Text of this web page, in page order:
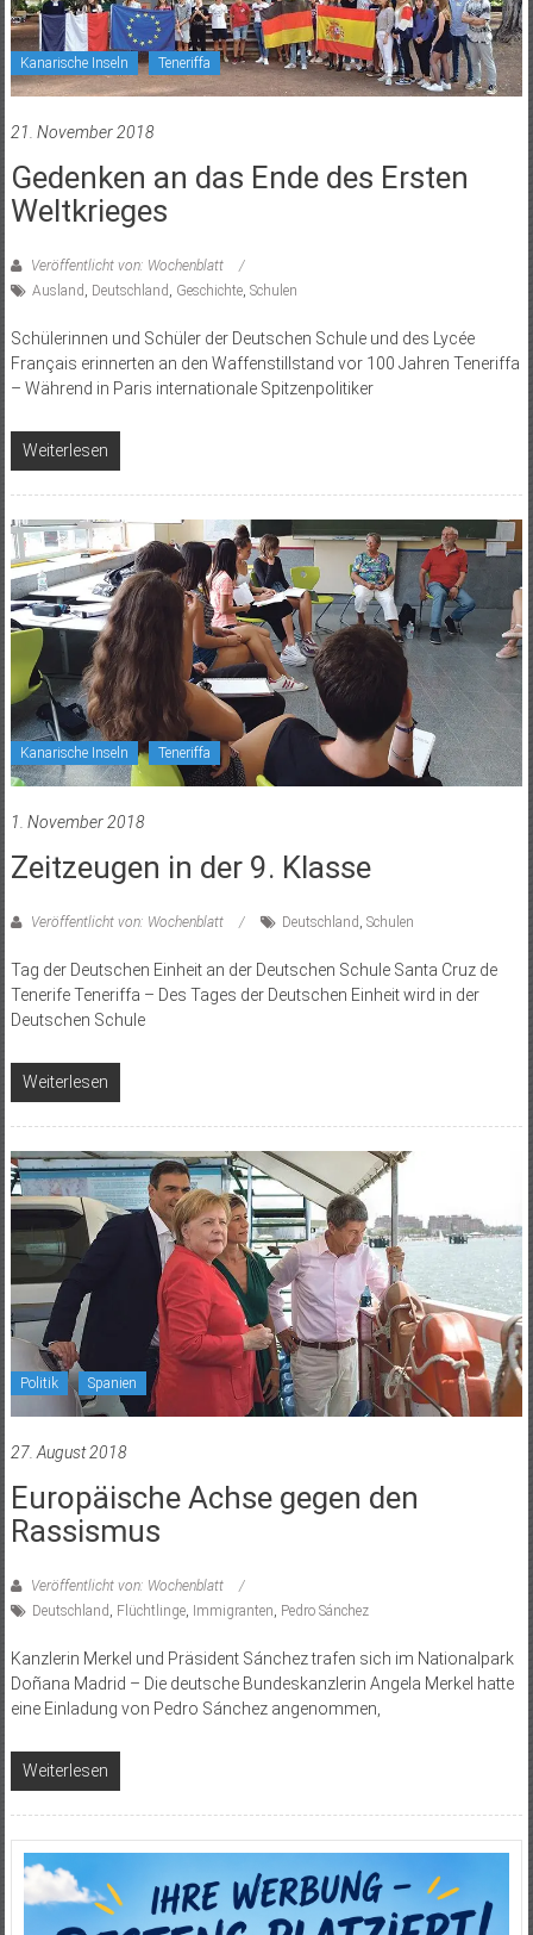
Kanarische Inseln Teneriffa
21. November 2018
Gedenken an das Ende des Ersten
Weltkrieges
Veröffentlicht von: Wochenblatt
Ausland , Deutschland , Geschichte, Schulen
Schülerinnen und Schüler der Deutschen Schule und des Lycée
Français erinnerten an den Waffenstillstand vor 100 Jahren Teneriffa
– Während in Paris internationale Spitzenpolitiker
Weiterlesen
Kanarische Inseln Teneriffa
1. November 2018
Zeitzeugen in der 9. Klasse
Veröffentlicht von: Wochenblatt Deutschland , Schulen
Tag der Deutschen Einheit an der Deutschen Schule Santa Cruz de
Tenerife Teneriffa – Des Tages der Deutschen Einheit wird in der
Deutschen Schule
Weiterlesen
Politik Spanien
27. August 2018
Europäische Achse gegen den
Rassismus
Veröffentlicht von: Wochenblatt
Deutschland , Flüchtlinge, Immigranten, Pedro Sánchez
Kanzlerin Merkel und Präsident Sánchez trafen sich im Nationalpark
Doñana Madrid – Die deutsche Bundeskanzlerin Angela Merkel hatte
eine Einladung von Pedro Sánchez angenommen,
Weiterlesen